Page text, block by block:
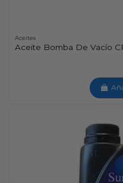
Aceites
Aceite Bomba De Vacío